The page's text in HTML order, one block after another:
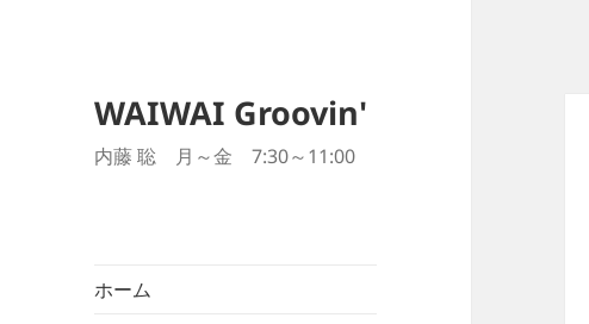
WAIWAI Groovin'
内藤 聡 月～金 7:30～11:00
ホーム